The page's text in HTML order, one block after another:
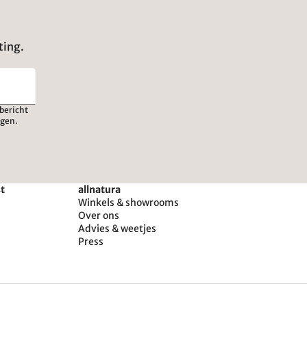
allnatura
Winkels & showrooms
Over ons
Advies & weetjes
Press